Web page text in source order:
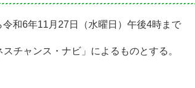
和6年11月27日（水曜日）午後4時まで
チャンス・ナビ」によるものとする。